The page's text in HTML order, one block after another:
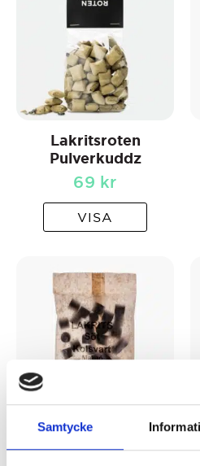
Samtycke
Lakritsroten
Pulverkuddz
69 kr
VISA
Kolsvart Söt